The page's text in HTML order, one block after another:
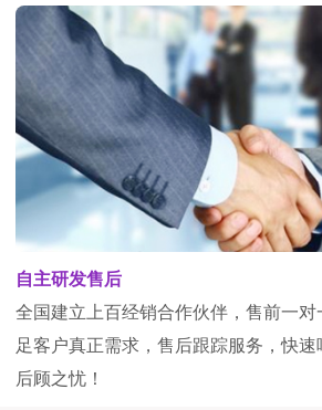
自主研发售后
全国建立上百经销合作伙伴，售前一
足客户真正需求，售后跟踪服务，快
后顾之忧！